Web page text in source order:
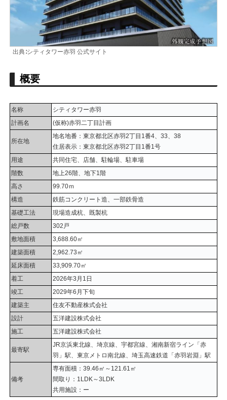
出典∶シティタワー赤羽 公式サイト
概要
名称
シティタワー赤羽
計画名
(仮称)赤羽二丁目計画
所在地
地名地番：東京都北区赤羽2丁目1番4、33、38
住居表示：東京都北区赤羽2丁目1番1号
用途
共同住宅、店舗、駐輪場、駐車場
階数
地上26階、地下1階
高さ
99.70ｍ
構造
鉄筋コンクリート造、一部鉄骨造
基礎工法
現場造成杭、既製杭
総戸数
302戸
敷地面積
3,688.60㎡
建築面積
2,962.73㎡
延床面積
33,909.70㎡
着工
2026年3月1日
竣工
2029年6月下旬
建築主
住友不動産株式会社
設計
五洋建設株式会社
施工
五洋建設株式会社
最寄駅
JR京浜東北線、埼京線、宇都宮線、湘南新宿ライン「赤
羽」駅、東京メトロ南北線、埼玉高速鉄道「赤羽岩淵」駅
備考
専有面積：39.46㎡～121.61㎡
間取り：1LDK～3LDK
共用施設：ー